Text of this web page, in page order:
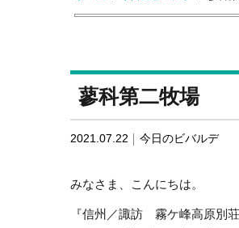
蓼科第二牧場
2021.07.22 今日のビバルデ
みなさま、こんにちは。
『信州／諏訪 霧ケ峰高原別